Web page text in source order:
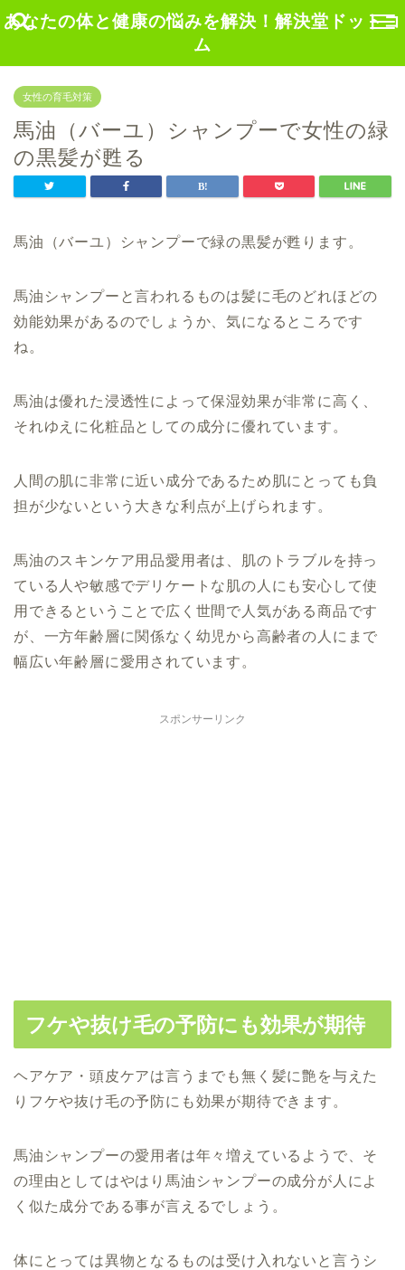
あなたの体と健康の悩みを解決！解決堂ドットコ
ム
女性の育毛対策
馬油（バーユ）シャンプーで女性の緑
の黒髪が甦る
馬油（バーユ）シャンプーで緑の黒髪が甦ります。
馬油シャンプーと言われるものは髪に毛のどれほどの
効能効果があるのでしょうか、気になるところです
ね。
馬油は優れた浸透性によって保湿効果が非常に高く、
それゆえに化粧品としての成分に優れています。
人間の肌に非常に近い成分であるため肌にとっても負
担が少ないという大きな利点が上げられます。
馬油のスキンケア用品愛用者は、肌のトラブルを持っ
ている人や敏感でデリケートな肌の人にも安心して使
用できるということで広く世間で人気がある商品です
が、一方年齢層に関係なく幼児から高齢者の人にまで
幅広い年齢層に愛用されています。
スポンサーリンク
フケや抜け毛の予防にも効果が期待
ヘアケア・頭皮ケアは言うまでも無く髪に艶を与えた
りフケや抜け毛の予防にも効果が期待できます。
馬油シャンプーの愛用者は年々増えているようで、そ
の理由としてはやはり馬油シャンプーの成分が人によ
く似た成分である事が言えるでしょう。
体にとっては異物となるものは受け入れないと言うシ